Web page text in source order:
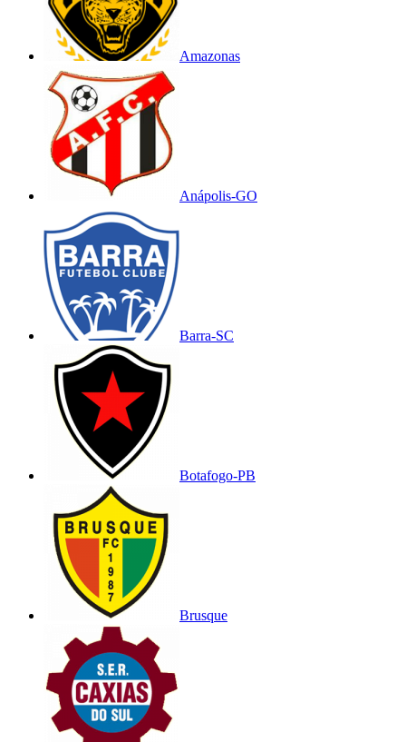
Amazonas
Anápolis-GO
Barra-SC
Botafogo-PB
Brusque